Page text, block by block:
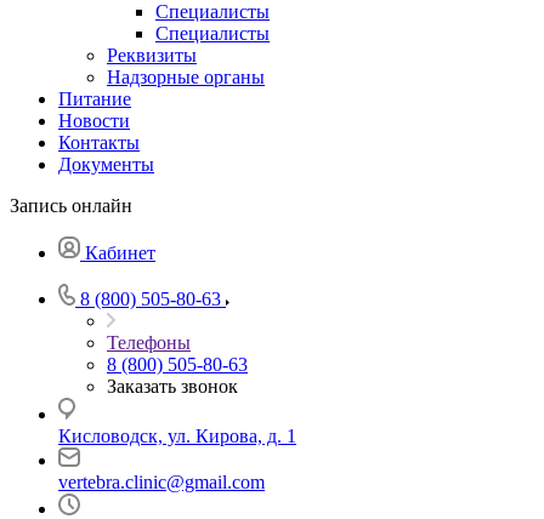
Специалисты
Специалисты
Реквизиты
Надзорные органы
Питание
Новости
Контакты
Документы
Запись онлайн
Кабинет
8 (800) 505-80-63
Телефоны
8 (800) 505-80-63
Заказать звонок
Кисловодск, ул. Кирова, д. 1
vertebra.clinic@gmail.com